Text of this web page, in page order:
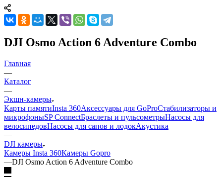
DJI Osmo Action 6 Adventure Combo
Главная
—
Каталог
—
Экшн-камеры
Карты памятиInsta 360Аксессуары для GoProСтабилизаторы и
микрофоныSP ConnectБраслеты и пульсометрыНасосы для
велосипедовНасосы для сапов и лодокАкустика
—
DJI камеры
Камеры Insta 360Камеры Gopro
—DJI Osmo Action 6 Adventure Combo